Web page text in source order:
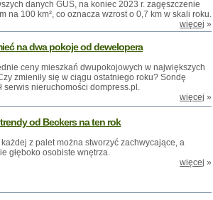
danych GUS, na koniec 2023 r. zagęszczenie
na 100 km², co oznacza wzrost o 0,7 km w skali roku.
więcej »
na dwa pokoje od dewelopera
ceny mieszkań dwupokojowych w największych
zmieniły się w ciągu ostatniego roku? Sondę
serwis nieruchomości dompress.pl.
więcej »
od Beckers na ten rok
każdej z palet można stworzyć zachwycające, a
głęboko osobiste wnętrza.
więcej »